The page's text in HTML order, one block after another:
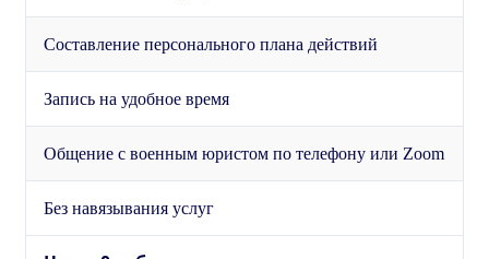
Составление персонального плана действий
Запись на удобное время
Общение с военным юристом по телефону или Zoom
Без навязывания услуг